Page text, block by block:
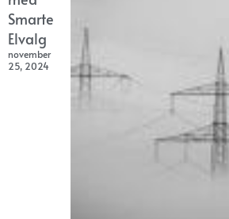
Smarte
Elvalg
november
25, 2024